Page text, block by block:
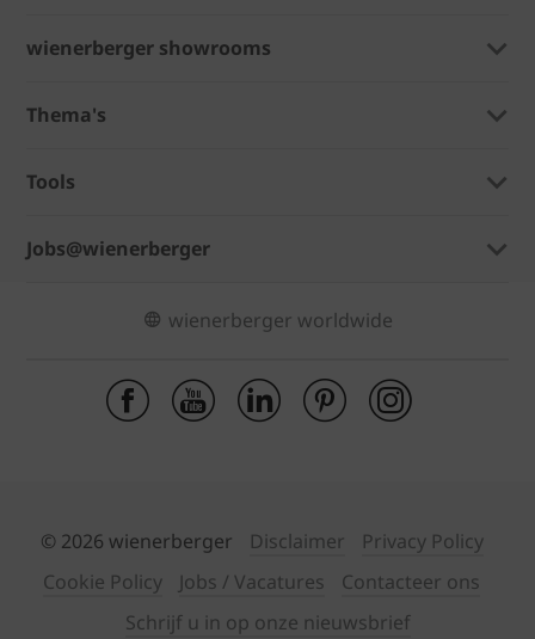
wienerberger showrooms
Thema's
Tools
Jobs@wienerberger
wienerberger worldwide
© 2026 wienerberger Disclaimer
Privacy Policy
Cookie Policy
Jobs / Vacatures
Contacteer ons
Schrijf u in op onze nieuwsbrief